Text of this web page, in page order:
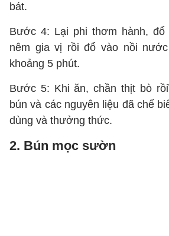
bát.
Bước 4: Lại phi thơm hành, đổ
nêm gia vị rồi đổ vào nồi
khoảng 5 phút.
Bước 5: Khi ăn, chần thịt bò
bún và các nguyên liệu đã chế
dùng và thưởng thức.
2. Bún mọc sườn